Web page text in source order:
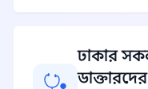
ঢাকার